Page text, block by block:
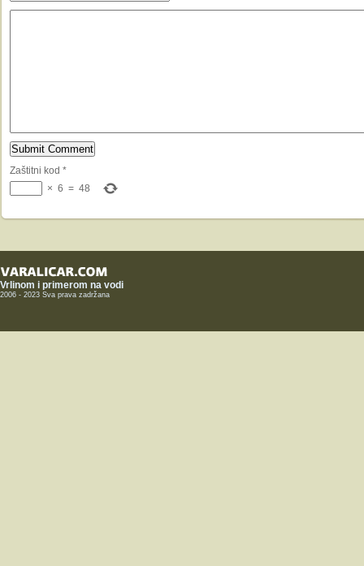
Zaštitni kod *
× 6 = 48
Vrlinom i primerom na vodi
2006 - 2023 Sva prava zadržana